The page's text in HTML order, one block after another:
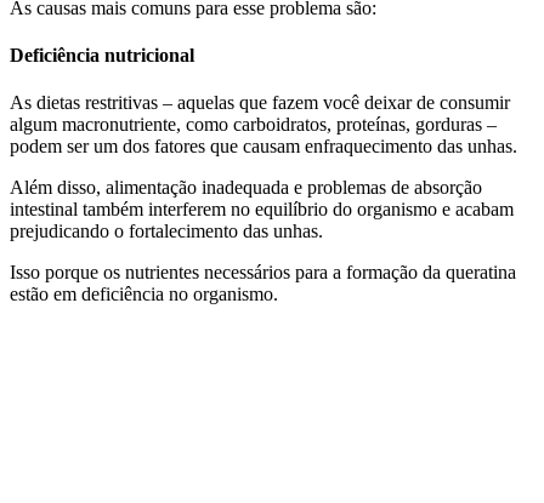
As causas mais comuns para esse problema são:
Deficiência nutricional
As dietas restritivas – aquelas que fazem você deixar de consumir
algum macronutriente, como carboidratos, proteínas, gorduras –
podem ser um dos fatores que causam enfraquecimento das unhas.
Além disso, alimentação inadequada e problemas de absorção
intestinal também interferem no equilíbrio do organismo e acabam
prejudicando o fortalecimento das unhas.
Isso porque os nutrientes necessários para a formação da queratina
estão em deficiência no organismo.